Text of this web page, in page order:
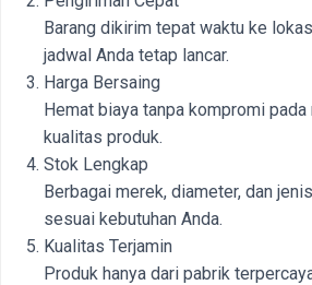
Barang dikirim tepat waktu ke
jadwal Anda tetap lancar.
Harga Bersaing
Hemat biaya tanpa kompromi pada
kualitas produk.
Stok Lengkap
Berbagai merek, diameter, dan
sesuai kebutuhan Anda.
Kualitas Terjamin
Produk hanya dari pabrik